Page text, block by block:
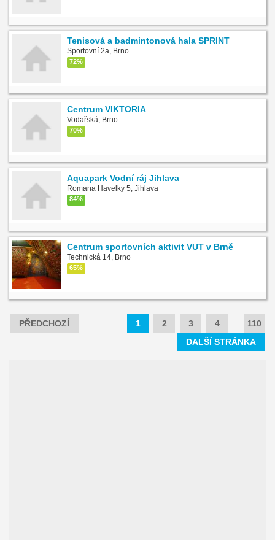
Tenisová a badmintonová hala SPRINT
Sportovní 2a, Brno
72%
Centrum VIKTORIA
Vodařská, Brno
70%
Aquapark Vodní ráj Jihlava
Romana Havelky 5, Jihlava
84%
Centrum sportovních aktivit VUT v Brně
Technická 14, Brno
65%
PŘEDCHOZÍ 1 2 3 4
110
DALŠÍ STRÁNKA